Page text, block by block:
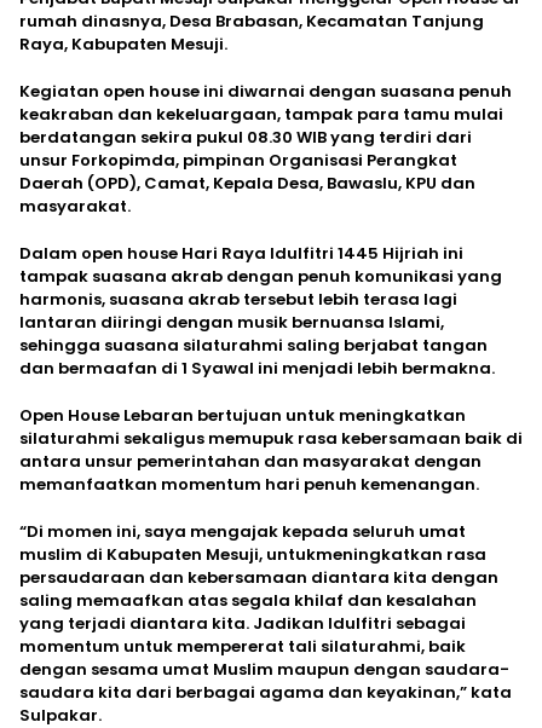
rumah dinasnya, Desa Brabasan, Kecamatan Tanjung
Raya, Kabupaten Mesuji.
Kegiatan open house ini diwarnai dengan suasana penuh
keakraban dan kekeluargaan, tampak para tamu mulai
berdatangan sekira pukul 08.30 WIB yang terdiri dari
unsur Forkopimda, pimpinan Organisasi Perangkat
Daerah (OPD), Camat, Kepala Desa, Bawaslu, KPU dan
masyarakat.
Dalam open house Hari Raya Idulfitri 1445 Hijriah ini
tampak suasana akrab dengan penuh komunikasi yang
harmonis, suasana akrab tersebut lebih terasa lagi
lantaran diiringi dengan musik bernuansa Islami,
sehingga suasana silaturahmi saling berjabat tangan
dan bermaafan di 1 Syawal ini menjadi lebih bermakna.
Open House Lebaran bertujuan untuk meningkatkan
silaturahmi sekaligus memupuk rasa kebersamaan baik di
antara unsur pemerintahan dan masyarakat dengan
memanfaatkan momentum hari penuh kemenangan.
“Di momen ini, saya mengajak kepada seluruh umat
muslim di Kabupaten Mesuji, untukmeningkatkan rasa
persaudaraan dan kebersamaan diantara kita dengan
saling memaafkan atas segala khilaf dan kesalahan
yang terjadi diantara kita. Jadikan Idulfitri sebagai
momentum untuk mempererat tali silaturahmi, baik
dengan sesama umat Muslim maupun dengan saudara-
saudara kita dari berbagai agama dan keyakinan,” kata
Sulpakar.